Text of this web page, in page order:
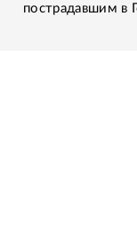
пострадавшим в